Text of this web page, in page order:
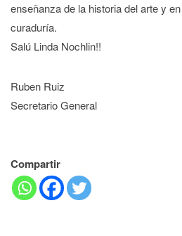
enseñanza de la historia del arte y
curaduría.
Salú Linda Nochlin!!
Ruben Ruiz
Secretario General
Compartir